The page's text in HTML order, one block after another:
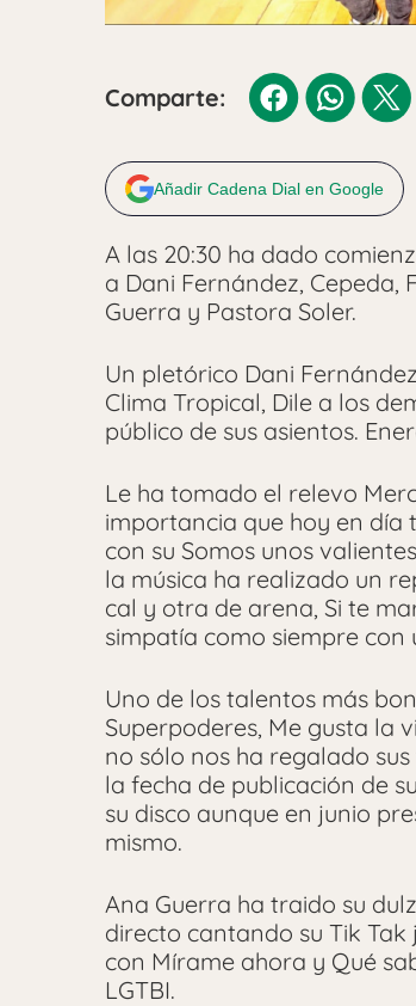
Comparte:
Añadir Cadena Dial en Google
A las 20:30 ha dado
a Dani Fernández,
Guerra y Pastora Soler.
Un pletórico Dani
Clima Tropical, Dile a los
público de sus asientos.
Le ha tomado el relevo
importancia que hoy en día
con su Somos unos
la música ha realizado un
cal y otra de arena, Si te
simpatía como siempre con
Uno de los talentos más
Superpoderes, Me gusta la
no sólo nos ha regalado
la fecha de publicación de
su disco aunque en junio
mismo.
Ana Guerra ha traido su
directo cantando su Tik
con Mírame ahora y Qué
LGTBI.